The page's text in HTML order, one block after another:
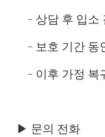
- 상담 후 입소
- 보호 기간 동
- 이후 가정 복
▶ 문의 전화